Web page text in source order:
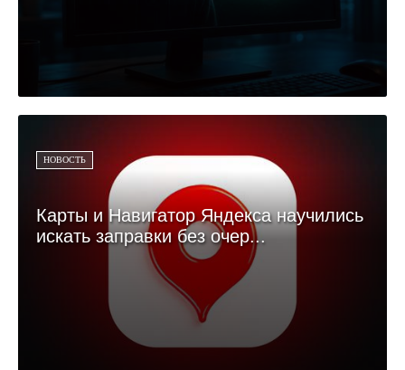
НОВОСТЬ
Карты и Навигатор Яндекса научились
искать заправки без очер...